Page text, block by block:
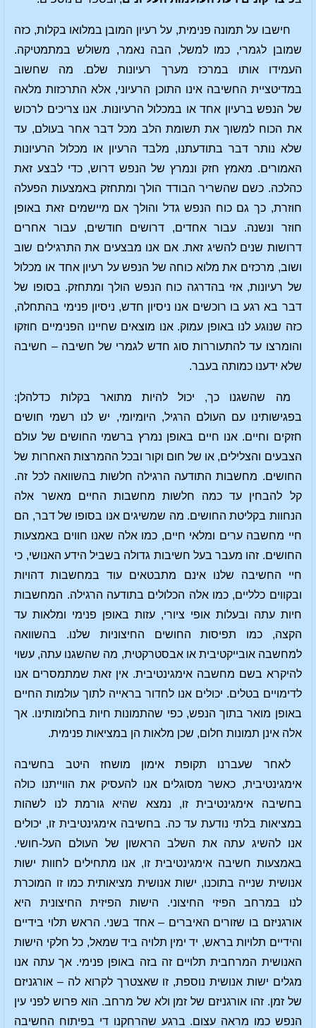
חישבו על תמונה פנימית, על רעיון המובן במלואו בקלות, כזה
שמובן לגמרי, כמו למשל, הבה נאמר, משולש במתמטיקה.
העמידו אותו במרכז מערך רעיונות שלם. מה שחשוב
במדיטציית החשיבה אינו התוכן הרעיוני, אלא התרכזות מלאה
של הנפש ברעיון אחד או במכלול הרעיונות. אנו צריכים לרכוש
את הכוח למשוך את תשומת הלב מכל דבר אחר בעולם, עד
שלא נותר דבר בתודעתנו, מלבד הרעיון או מכלול הרעיונות
האמורים. מאמץ חזק ונמרץ של הנפש דרוש, כדי לבצע זאת
כהלכה. כשם שהשריר הבודד הולך ומתחזק באמצעות הפעלה
חוזרת, כך גם כוח הנפש גדל והולך אם מיישמים זאת באופן
חוזר ונשנה. עבור אחדים, דרושים חודשים, עבור אחרים
דרושות שנים להשיג זאת. אם אנו מבצעים את התרגילים שוב
ושוב, מרכזים את מלוא כוחה של הנפש על רעיון אחד או מכלול
של רעיונות, אזי בהדרגה כוח הנפש הולך ומתחזק. בסופו של
דבר בא רגע בו רוכשים אנו ניסיון חדש, ניסיון פנימי בהתחלה,
כזה שנוגע לנו באופן עמוק. אנו מוצאים שחיינו הפנימיים חוזקו
והומרצו עד להתעוררות סוג חדש לגמרי של חשיבה – חשיבה
שלא ידענו כמותה בעבר.
מה שהשגנו כך, יכול להיות מתואר בקלות כדלהלן:
בפגישותינו עם העולם הרגיל, היומיומי, יש לנו רשמי חושים
חזקים וחיים. אנו חיים באופן נמרץ ברשמי החושים של עולם
הצבעים והצלילים, או של חום וקור ובכל ההמרצות האחרות של
החושים. מחשבות התודעה הרגילה חלשות בהשוואה לכל זה.
קל להבחין עד כמה חלשות מחשבות החיים מאשר אלה
הנחוות בקליטת החושים. מה שמשיגים אנו בסופו של דבר, הם
חיי מחשבה ערים ומלאי חיים, כמו אלה שאנו חווים באמצעות
החושים. זהו מעבר בעל חשיבות גדולה בשביל הידע האנושי, כי
חיי החשיבה שלנו אינם מתבטאים עוד במחשבות דהויות
ובקווים כלליים, כמו אלה הכלולים בתודעה הרגילה. המחשבות
חיות עתה ובעלות אופי ציורי, עזות באופן פנימי ומלאות עד
הקצה, כמו תפיסות החושים החיצוניות שלנו. בהשוואה
למחשבה אובייקטיבית או אבסטרקטית, מה שהשגנו עתה, עשוי
להיקרא בשם מחשבה אימגינטיבית. אין זאת שמתמסרים אנו
לדימויים בטלים. יכולים אנו לחדור בראייה לתוך עולמות החיים
באופן מואר בתוך הנפש, כפי שהתמונות חיות בחלומותינו. אך
אלה אינן תמונות חלום, שכן מלאות הן במציאות פנימית.
לאחר שעברנו תקופת אימון מושחז היטב בחשיבה
אימגינטיבית, כאשר מסוגלים אנו להעסיק את הווייתנו כולה
בחשיבה אימגינטיבית זו, נמצא שהיא גורמת לנו לשהות
במציאות בלתי נודעת עד כה. בחשיבה אימגינטיבית זו, יכולים
אנו להשיג עתה את השלב הראשון של העולם העל-חושי.
באמצעות חשיבה אימגינטיבית זו, אנו מתחילים לחוות ישות
אנושית שנייה בתוכנו, ישות אנושית מציאותית כמו זו המוכרת
לנו במרחב הפיזי החיצוני. הישות הפיזית החיצונית היא
אורגניזם בו שזורים האיברים – אחד בשני. הראש תלוי בידיים
והידיים תלויות בראש, יד ימין תלויה ביד שמאל, כל חלקי הישות
האנושית המרחבית תלויים זה בזה באופן פנימי. אך עתה אנו
מגלים ישות אנושית נוספת, זו שאצטרך לקרוא לה – אורגניזם
של זמן. זהו אורגניזם של זמן ולא של מרחב. הוא פרוש לפני עין
הנפש כמו מראה עצום. ברגע שהרחקנו די בפיתוח החשיבה